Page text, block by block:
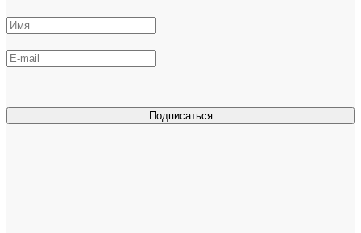
Подписаться